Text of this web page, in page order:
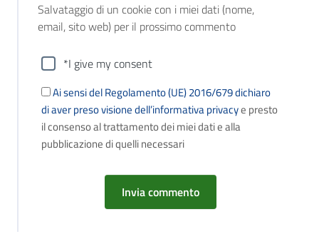
Salvataggio di un cookie con i miei dati (nome,
email, sito web) per il prossimo commento
*I give my consent
Ai sensi del Regolamento (UE) 2016/679 dichiaro
di aver preso visione dell’informativa privacye presto
il consenso al trattamento dei miei dati e alla
pubblicazione di quelli necessari